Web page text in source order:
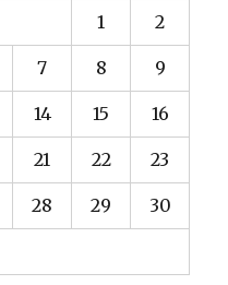
1 2
7 8 9
14 15 16
21 22 23
28 29 30